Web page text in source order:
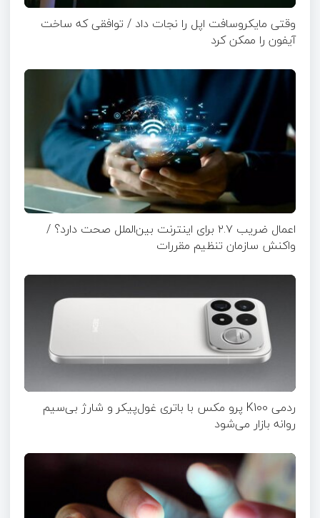
وقتی مایکروسافت اپل را نجات داد / توافقی که ساخت
آیفون را ممکن کرد
اعمال ضریب ۲.۷ برای اینترنت بین‌الملل صحت دارد؟ /
واکنش سازمان تنظیم مقررات
ردمی K100 پرو مکس با باتری غول‌پیکر و شارژ بی‌سیم
روانه بازار می‌شود